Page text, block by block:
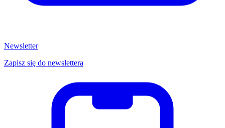
Newsletter
Zapisz się do newslettera